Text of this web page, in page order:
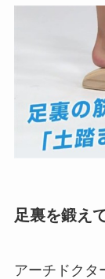
足裏を鍛え
アーチドクタ